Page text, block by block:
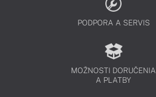
PODPORA A SERVIS
MOŽNOSTI DORUČENIA
A PLATBY